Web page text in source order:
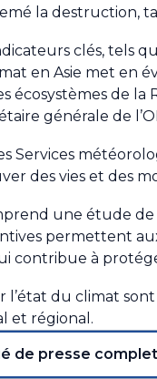
la destruction,
clés, tels
en Asie met en
écosystèmes de
générale de
Services
des vies et des
une étude de
permettent
contribue à
l’état du climat
et régional.
de presse complet